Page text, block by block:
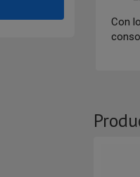
Con